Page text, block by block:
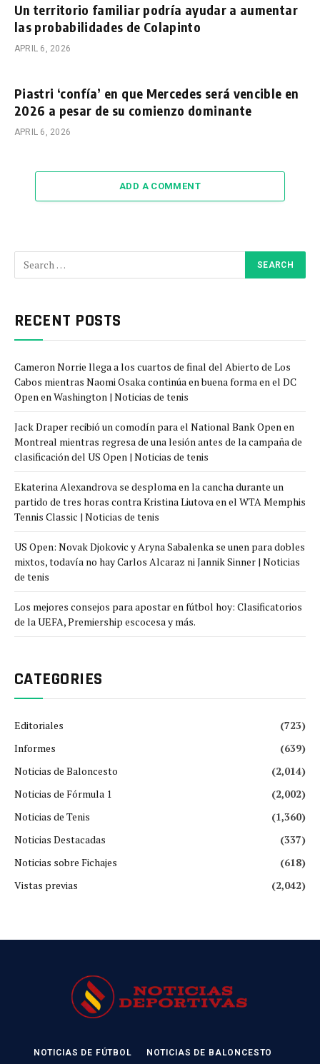
Un territorio familiar podría ayudar a aumentar
las probabilidades de Colapinto
APRIL 6, 2026
Piastri ‘confía’ en que Mercedes será vencible en
2026 a pesar de su comienzo dominante
APRIL 6, 2026
ADD A COMMENT
RECENT POSTS
Cameron Norrie llega a los cuartos de final del Abierto de Los
Cabos mientras Naomi Osaka continúa en buena forma en el DC
Open en Washington | Noticias de tenis
Jack Draper recibió un comodín para el National Bank Open en
Montreal mientras regresa de una lesión antes de la campaña de
clasificación del US Open | Noticias de tenis
Ekaterina Alexandrova se desploma en la cancha durante un
partido de tres horas contra Kristina Liutova en el WTA Memphis
Tennis Classic | Noticias de tenis
US Open: Novak Djokovic y Aryna Sabalenka se unen para dobles
mixtos, todavía no hay Carlos Alcaraz ni Jannik Sinner | Noticias
de tenis
Los mejores consejos para apostar en fútbol hoy: Clasificatorios
de la UEFA, Premiership escocesa y más.
CATEGORIES
Editoriales
(723)
Informes
(639)
Noticias de Baloncesto
(2,014)
Noticias de Fórmula 1
(2,002)
Noticias de Tenis
(1,360)
Noticias Destacadas
(337)
Noticias sobre Fichajes
(618)
Vistas previas
(2,042)
NOTICIAS DE FÚTBOL NOTICIAS DE BALONCESTO